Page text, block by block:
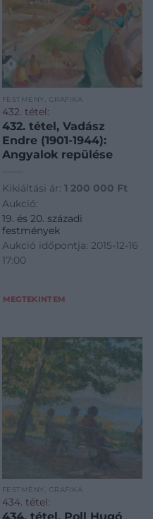
FESTMÉNY, GRAFIKA
432. tétel:
432. tétel, Vadász
Endre (1901-1944):
Angyalok repülése
Kikiáltási ár: 1 200 000 Ft
Aukció:
19. és 20. századi
festmények
Aukció időpontja: 2015-12-16
17:00
MEGTEKINTEM
FESTMÉNY, GRAFIKA
434. tétel: